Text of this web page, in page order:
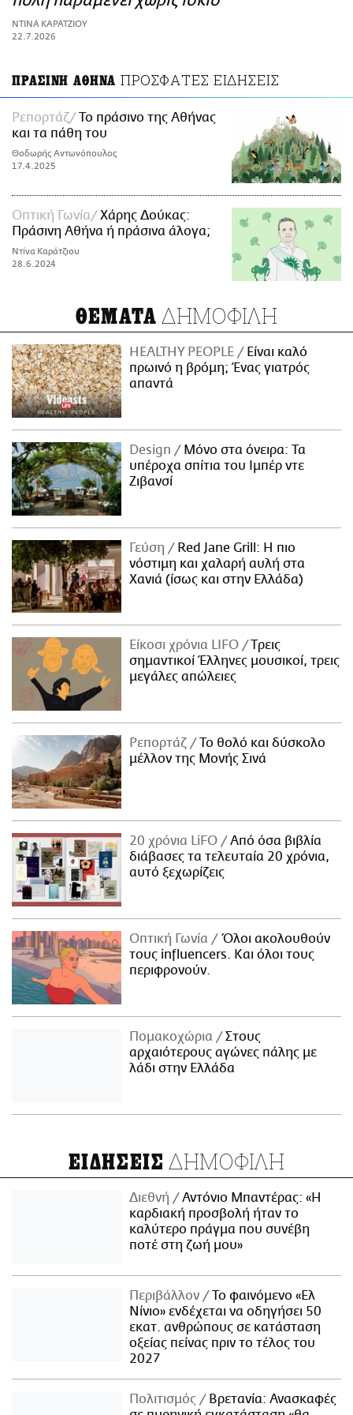
ΑΜΠΑ
PRINT
ΝΤΙΝΑ ΚΑΡΑΤΖΙΟΥ
22.7.2026
ΠΡΑΣΙΝΗ ΑΘΗΝΑ ΠΡΟΣΦΑΤΕΣ ΕΙΔΗΣΕΙΣ
Ρεπορτάζ
Το πράσινο της Αθήνας
και τα πάθη του
Θοδωρής Αντωνόπουλος
17.4.2025
Οπτική Γωνία
Χάρης Δούκας:
Πράσινη Αθήνα ή πράσινα άλογα;
Ντίνα Καράτζιου
28.6.2024
ΘΕΜΑΤΑ ΔΗΜΟΦΙΛΗ
HEALTHY PEOPLE
Είναι καλό
πρωινό η βρόμη; Ένας γιατρός
απαντά
Design
Μόνο στα όνειρα: Τα
υπέροχα σπίτια του Ιμπέρ ντε
Ζιβανσί
Γεύση
Red Jane Grill: Η πιο
νόστιμη και χαλαρή αυλή στα
Χανιά (ίσως και στην Ελλάδα)
Είκοσι χρόνια LIFO
Tρεις
σημαντικοί Έλληνες μουσικοί, τρεις
μεγάλες απώλειες
Ρεπορτάζ
Το θολό και δύσκολο
μέλλον της Μονής Σινά
20 χρόνια LiFO
Από όσα βιβλία
διάβασες τα τελευταία 20 χρόνια,
αυτό ξεχωρίζεις
Οπτική Γωνία
Όλοι ακολουθούν
τους influencers. Και όλοι τους
περιφρονούν.
Πομακοχώρια
Στους
αρχαιότερους αγώνες πάλης με
λάδι στην Ελλάδα
ΕΙΔΗΣΕΙΣ ΔΗΜΟΦΙΛΗ
Διεθνή
Αντόνιο Μπαντέρας: «Η
καρδιακή προσβολή ήταν το
καλύτερο πράγμα που συνέβη
ποτέ στη ζωή μου»
Περιβάλλον
Το φαινόμενο «Ελ
Νίνιο» ενδέχεται να οδηγήσει 50
εκατ. ανθρώπους σε κατάσταση
οξείας πείνας πριν το τέλος του
2027
Πολιτισμός
Βρετανία: Ανασκαφές